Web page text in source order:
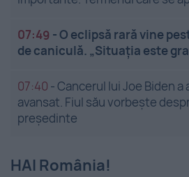
07:49 -O eclipsă rară vine
de caniculă. „Situația este
07:40 -Cancerul lui Joe Biden
avansat. Fiul său vorbește
președinte
HAI România!